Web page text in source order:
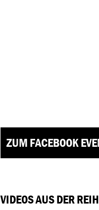
ZUM FACEBOOK
VIDEOS AUS DER